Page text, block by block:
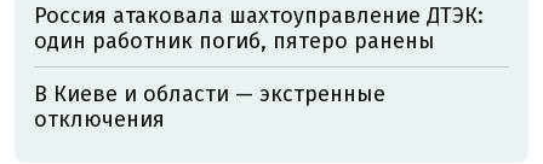
Россия атаковала шахтоуправление ДТЭК:
один работник погиб, пятеро ранены
В Киеве и области — экстренные
отключения